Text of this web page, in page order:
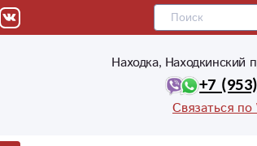
Находка, Находкинский
+7
Связаться по